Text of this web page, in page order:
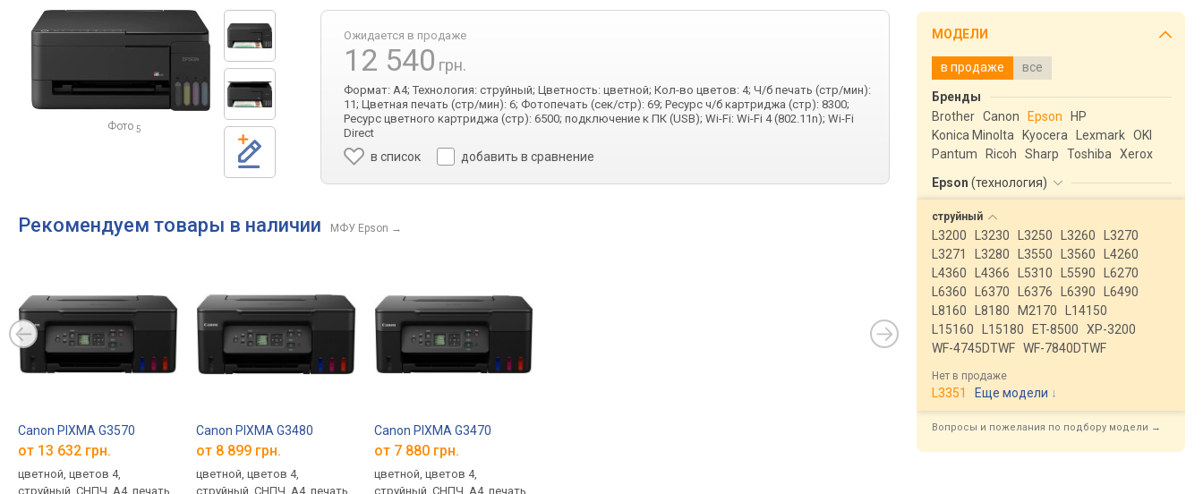
Фото 5
Ожидается в продаже
12 540 грн.
Формат: A4; Технология: струйный; Цветность: цветной; Кол-во цветов: 4; Ч/б печать (стр/мин):
11; Цветная печать (стр/мин): 6; Фотопечать (сек/стр): 69; Ресурс ч/б картриджа (стр): 8300;
Ресурс цветного картриджа (стр): 6500; подключение к ПК (USB); Wi-Fi: Wi-Fi 4 (802.11n); Wi-Fi
Direct
в список добавить в сравнение
Рекомендуем товары в наличии МФУ Epson →
Canon PIXMA G3570
от 13 632 грн.
цветной, цветов 4,
струйный, СНПЧ, A4, печать
Canon PIXMA G3480
от 8 899 грн.
цветной, цветов 4,
струйный, СНПЧ, A4, печать
Canon PIXMA G3470
от 7 880 грн.
цветной, цветов 4,
струйный, СНПЧ, A4, печать
МОДЕЛИ
в продаже все
Бренды
Brother Canon Epson
HP
Konica Minolta
Kyocera Lexmark OKI
Pantum
Ricoh Sharp Toshiba
Xerox
Epson (технология)
струйный
L3200 L3230 L3250 L3260
L3270
L3271
L3280 L3550 L3560
L4260
L4360
L4366 L5310 L5590
L6270
L6360
L6370 L6376 L6390
L6490
L8160
L8180 M2170
L14150
L15160
L15180 ET-8500
XP-3200
WF-4745DTWF WF-7840DTWF
Нет в продаже
L3351 Еще модели ↓
Вопросы и пожелания по подбору модели →